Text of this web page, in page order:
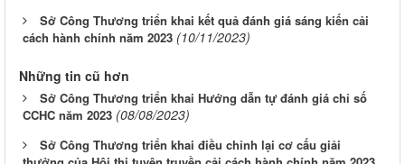
Sở Công Thương triển khai kết quả đánh giá sáng kiến cải
cách hành chính năm 2023 (10/11/2023)
Những tin cũ hơn
Sở Công Thương triển khai Hướng dẫn tự đánh giá chỉ số
CCHC năm 2023 (08/08/2023)
Sở Công Thương triển khai điều chỉnh lại cơ cấu giải